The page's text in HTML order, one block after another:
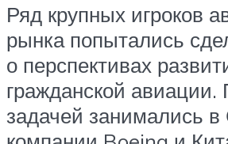
Ряд крупных игроков
рынка попытались
о перспективах
гражданской авиации.
задачей занимались